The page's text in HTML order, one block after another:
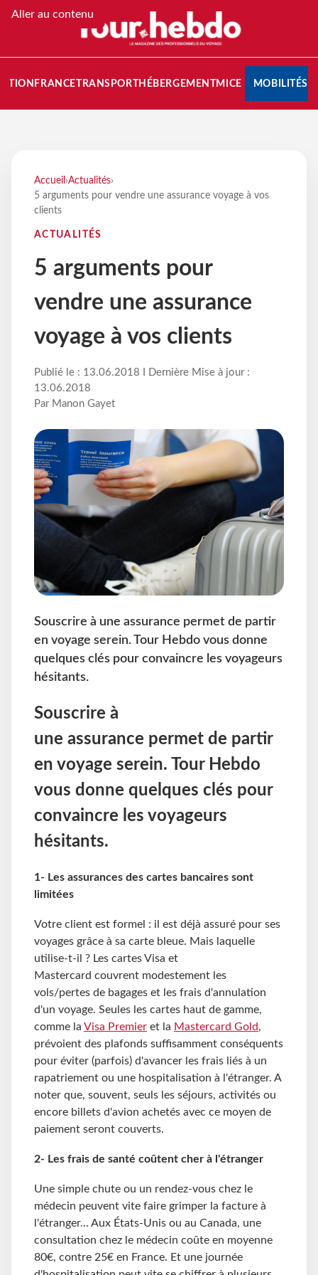
Aller au contenu
FRANCETRANSPORT HÉBERGEMENTMICE MOBILITÉS
Accueil ›Actualités›
5 arguments pour vendre une assurance voyage à vos
clients
ACTUALITÉS
5 arguments pour
vendre une assurance
voyage à vos clients
Publié le : 13.06.2018 I Dernière Mise à jour :
13.06.2018
Par Manon Gayet
Souscrire à une assurance permet de partir
en voyage serein. Tour Hebdo vous donne
quelques clés pour convaincre les voyageurs
hésitants.
Souscrire à
une assurance permet de partir
en voyage serein. Tour Hebdo
vous donne quelques clés pour
convaincre les voyageurs
hésitants.
1- Les assurances des cartes bancaires sont
limitées
Votre client est formel : il est déjà assuré pour ses
voyages grâce à sa carte bleue. Mais laquelle
utilise-t-il ? Les cartes Visa et
Mastercard couvrent modestement les
vols/pertes de bagages et les frais d'annulation
d'un voyage. Seules les cartes haut de gamme,
comme la Visa Premier et la Mastercard Gold,
prévoient des plafonds suffisamment conséquents
pour éviter (parfois) d'avancer les frais liés à un
rapatriement ou une hospitalisation à l'étranger. A
noter que, souvent, seuls les séjours, activités ou
encore billets d'avion achetés avec ce moyen de
paiement seront couverts.
2- Les frais de santé coûtent cher à l'étranger
Une simple chute ou un rendez-vous chez le
médecin peuvent vite faire grimper la facture à
l'étranger... Aux États-Unis ou au Canada, une
consultation chez le médecin coûte en moyenne
80€, contre 25€ en France. Et une journée